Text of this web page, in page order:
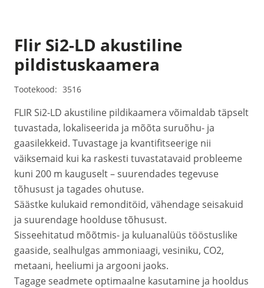
Flir Si2-LD akustiline
pildistuskaamera
Tootekood: 3516
FLIR Si2-LD akustiline pildikaamera võimaldab täpselt
tuvastada, lokaliseerida ja mõõta suruõhu- ja
gaasilekkeid. Tuvastage ja kvantifitseerige nii
väiksemaid kui ka raskesti tuvastatavaid probleeme
kuni 200 m kauguselt – suurendades tegevuse
tõhusust ja tagades ohutuse.
Säästke kulukaid remonditöid, vähendage seisakuid
ja suurendage hoolduse tõhusust.
Sisseehitatud mõõtmis- ja kuluanalüüs tööstuslike
gaaside, sealhulgas ammoniaagi, vesiniku, CO2,
metaani, heeliumi ja argooni jaoks.
Tagage seadmete optimaalne kasutamine ja hooldus